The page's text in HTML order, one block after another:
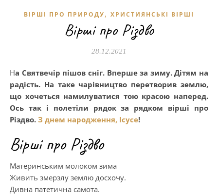
ВІРШІ ПРО ПРИРОДУ, ХРИСТИЯНСЬКІ ВІРШІ
Вірші про Різдво
28.12.2021
На Святвечір пішов сніг. Вперше за зиму. Дітям на
радість. На таке чарівництво перетворив землю,
що хочеться намилуватися тою красою наперед.
Ось так і полетіли рядок за рядком вірші про
Різдво. З днем народження, Ісусе!
Вірші про Різдво
Материнським молоком зима
Живить змерзлу землю досхочу.
Дивна патетична самота.